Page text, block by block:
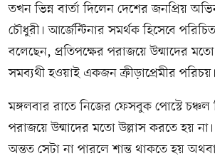
তখন ভিন্ন বার্তা দিলেন দেশের জনপ্রিয়
চৌধুরী। আর্জেন্টিনার সমর্থক হিসেবে
বলেছেন, প্রতিপক্ষের পরাজয়ে উন্মাদের
সমব্যথী হওয়াই একজন ক্রীড়াপ্রেমীর পরিচয়।
মঙ্গলবার রাতে নিজের ফেসবুক পোস্টে চঞ্চল
পরাজয়ে উন্মাদের মতো উল্লাস করতে হয়
অন্তত সেটা না পারলে শান্ত থাকতে হয় অথবা